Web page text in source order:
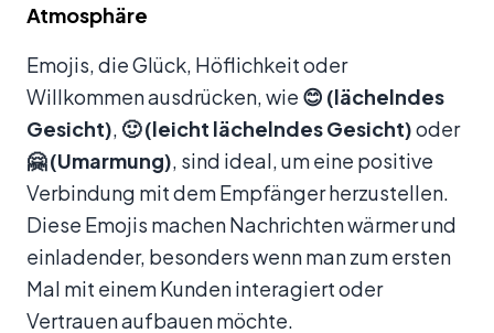
Atmosphäre
Emojis, die Glück, Höflichkeit oder
Willkommen ausdrücken, wie 😊 (lächelndes
Gesicht), 🙂 (leicht lächelndes Gesicht)oder
🤗 (Umarmung), sind ideal, um eine positive
Verbindung mit dem Empfänger herzustellen.
Diese Emojis machen Nachrichten wärmer und
einladender, besonders wenn man zum ersten
Mal mit einem Kunden interagiert oder
Vertrauen aufbauen möchte.